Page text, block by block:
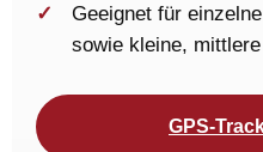
Geeignet für
sowie kleine,
GPS-